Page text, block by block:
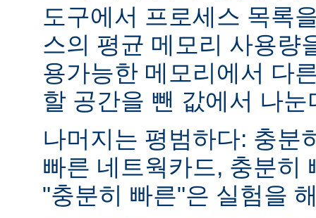
도구에서 프로세스 목록
스의 평균 메모리 사용량
용가능한 메모리에서 다
할 공간을 뺀 값에서 나눈
나머지는 평범하다: 충분
빠른 네트웍카드, 충분히
"충분히 빠른"은 실험을